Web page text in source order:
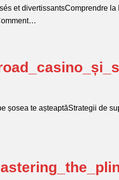
et divertissantsComprendre la
șosea te așteaptăStrategii de